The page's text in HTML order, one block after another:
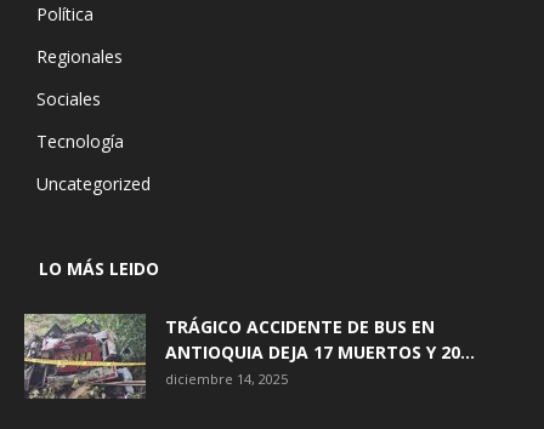
Política
Regionales
Sociales
Tecnología
Uncategorized
LO MÁS LEIDO
TRÁGICO ACCIDENTE DE BUS EN
ANTIOQUIA DEJA 17 MUERTOS Y 20...
diciembre 14, 2025